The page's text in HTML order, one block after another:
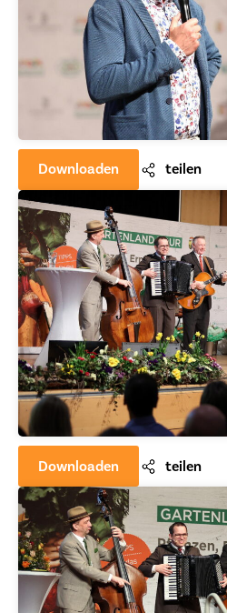
Downloaden teilen
Downloaden teilen